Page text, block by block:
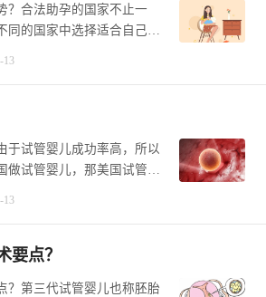
？合法助孕的国家不止一
同的国家中选择适合自己的
斯这两个热门国家为具体分
13
于试管婴儿成功率高，所以
做试管婴儿，那美国试管婴
呢?!今天就来跟大家讲一
13
要点？
？第三代试管婴儿也称胚胎